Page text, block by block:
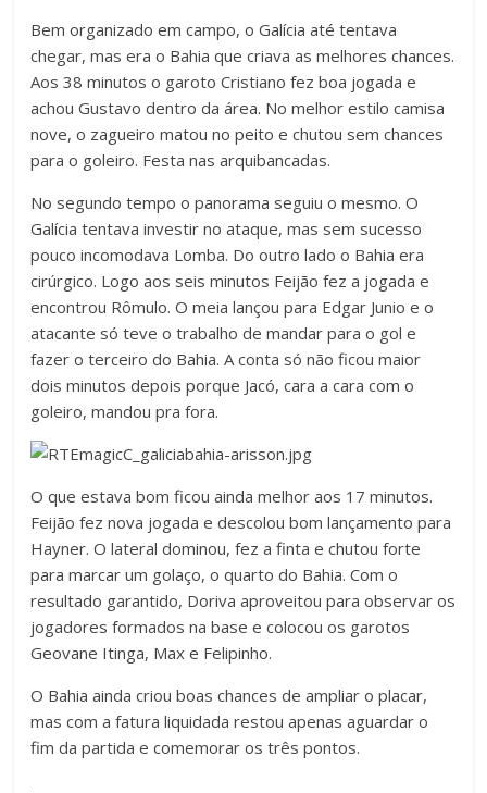
Bem organizado em campo, o Galícia até tentava
chegar, mas era o Bahia que criava as melhores chances.
Aos 38 minutos o garoto Cristiano fez boa jogada e
achou Gustavo dentro da área. No melhor estilo camisa
nove, o zagueiro matou no peito e chutou sem chances
para o goleiro. Festa nas arquibancadas.
No segundo tempo o panorama seguiu o mesmo. O
Galícia tentava investir no ataque, mas sem sucesso
pouco incomodava Lomba. Do outro lado o Bahia era
cirúrgico. Logo aos seis minutos Feijão fez a jogada e
encontrou Rômulo. O meia lançou para Edgar Junio e o
atacante só teve o trabalho de mandar para o gol e
fazer o terceiro do Bahia. A conta só não ficou maior
dois minutos depois porque Jacó, cara a cara com o
goleiro, mandou pra fora.
O que estava bom ficou ainda melhor aos 17 minutos.
Feijão fez nova jogada e descolou bom lançamento para
Hayner. O lateral dominou, fez a finta e chutou forte
para marcar um golaço, o quarto do Bahia. Com o
resultado garantido, Doriva aproveitou para observar os
jogadores formados na base e colocou os garotos
Geovane Itinga, Max e Felipinho.
O Bahia ainda criou boas chances de ampliar o placar,
mas com a fatura liquidada restou apenas aguardar o
fim da partida e comemorar os três pontos.